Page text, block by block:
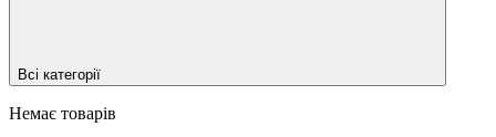
Всі категорії
Немає товарів